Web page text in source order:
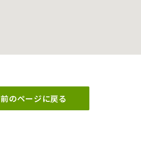
前のページに戻る